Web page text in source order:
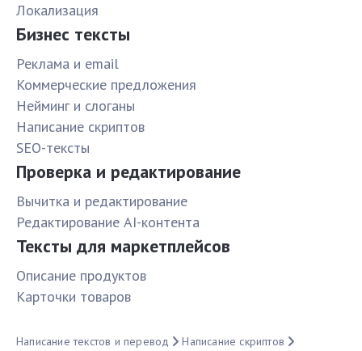
Локализация
Бизнес тексты
Реклама и email
Коммерческие предложения
Нейминг и слоганы
Написание скриптов
SEO-тексты
Проверка и редактирование
Вычитка и редактирование
Редактирование AI-контента
Тексты для маркетплейсов
Описание продуктов
Карточки товаров
Написание текстов и перевод
Написание скриптов